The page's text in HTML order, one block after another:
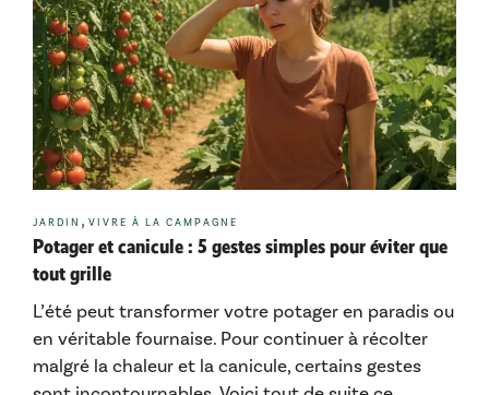
Potager et canicule : 5 gestes simples pour éviter que
tout grille
L’été peut transformer votre potager en paradis ou
en véritable fournaise. Pour continuer à récolter
malgré la chaleur et la canicule, certains gestes
Catégories
JARDIN , VIVRE À LA CAMPAGNE